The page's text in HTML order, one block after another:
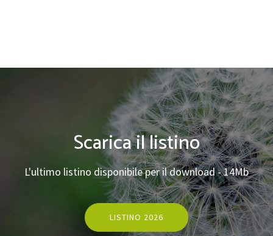
Scarica il listino
L'ultimo listino disponibile per il download - 14Mb
LISTINO 2026